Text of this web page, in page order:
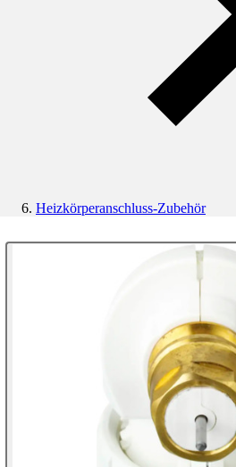
Heizkörperanschluss-Zubehör